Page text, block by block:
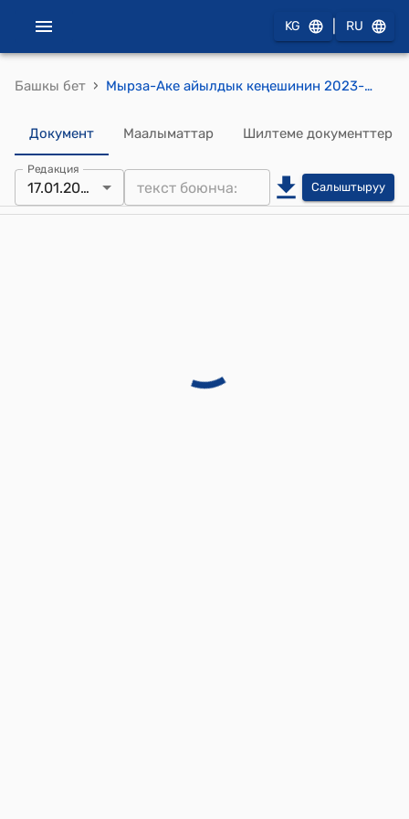
KG RU
Башкы бет › Мырза-Аке айылдык кеңешинин 2023-жылдын 17-январындагы № 114 "Мырза-Аке айыл өкмөтүнүн башчысы Д.Батаевдин өтүнүч каты жөнүнүдө" токтому
Документ Маалыматтар Шилтеме документтер
Редакция
17.01.2023 Салыштыруу